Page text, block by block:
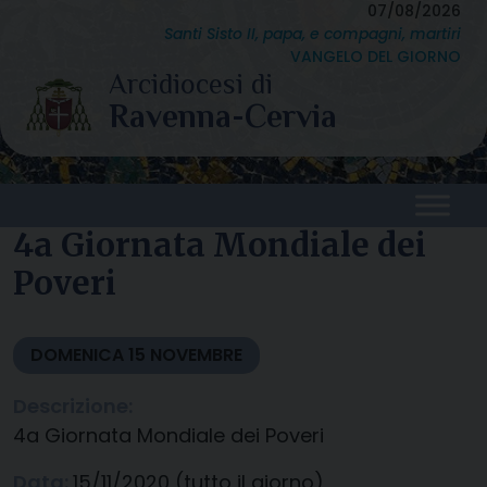
content
07/08/2026
Santi Sisto II, papa, e compagni, martiri
VANGELO DEL GIORNO
4a Giornata Mondiale dei
Poveri
DOMENICA 15 NOVEMBRE
4a Giornata Mondiale dei Poveri